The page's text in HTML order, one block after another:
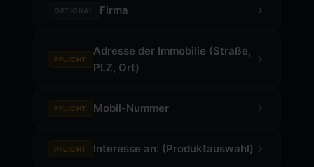
OPTIONAL Firma
PFLICHT
Adresse der Immobilie (Straße,
PLZ, Ort)
PFLICHT Mobil-Nummer
PFLICHT Interesse an: (Produktauswahl)